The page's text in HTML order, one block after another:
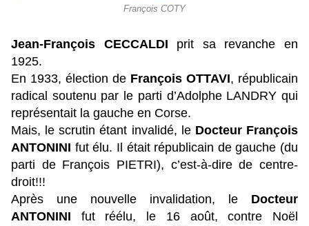
François COTY
Jean-François CECCALDI prit sa revanche en
1925.
En 1933, élection de François OTTAVI, républicain
radical soutenu par le parti d’Adolphe LANDRY qui
représentait la gauche en Corse.
Mais, le scrutin étant invalidé, le Docteur François
ANTONINI fut élu. Il était républicain de gauche (du
parti de François PIETRI), c’est-à-dire de centre-
droit!!!
Après une nouvelle invalidation, le Docteur
ANTONINI fut réélu, le 16 août, contre Noël